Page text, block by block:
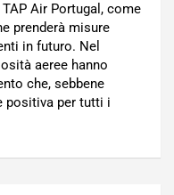
TAP Air Portugal, come
prenderà misure
in futuro. Nel
aeree hanno
che, sebbene
positiva per tutti i